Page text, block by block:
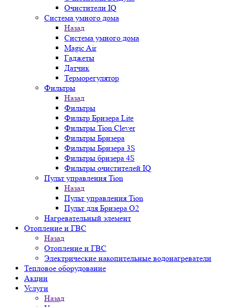
Очистители IQ
Система умного дома
Назад
Система умного дома
Magic Air
Гаджеты
Датчик
Терморегулятор
Фильтры
Назад
Фильтры
Фильтр Бризера Lite
Фильтры Tion Clever
Фильтры Бризера
Фильтры Бризера 3S
Фильтры бризера 4S
Фильтры очистителей IQ
Пульт управления Tion
Назад
Пульт управления Tion
Пульт для Бризера O2
Нагревательный элемент
Отопление и ГВС
Назад
Отопление и ГВС
Электрические накопительные водонагреватели
Тепловое оборудование
Акции
Услуги
Назад